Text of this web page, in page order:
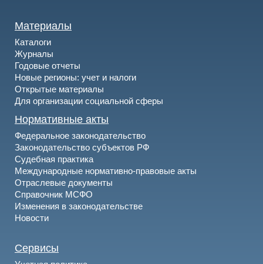
Материалы
Каталоги
Журналы
Годовые отчеты
Новые регионы: учет и налоги
Открытые материалы
Для организации социальной сферы
Нормативные акты
Федеральное законодательство
Законодательство субъектов РФ
Судебная практика
Международные нормативно-правовые акты
Отраслевые документы
Справочник МСФО
Изменения в законодательстве
Новости
Сервисы